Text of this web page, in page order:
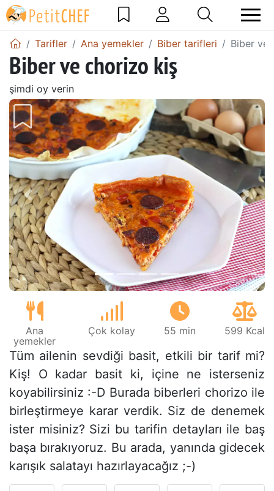
Tarifler Ana yemekler Biber tarifleri Biber ve
Biber ve chorizo kiş
şimdi oy verin
Önceki
Ana
yemekler
Çok kolay 55 min 599 Kcal
Tüm ailenin sevdiği basit, etkili bir tarif mi?
Kiş! O kadar basit ki, içine ne isterseniz
koyabilirsiniz :-D Burada biberleri chorizo ile
birleştirmeye karar verdik. Siz de denemek
ister misiniz? Sizi bu tarifin detayları ile baş
başa bırakıyoruz. Bu arada, yanında gidecek
karışık salatayı hazırlayacağız ;-)